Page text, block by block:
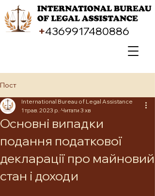
+4369917480886
Пост
Основні випадки
подання податкової
декларації про майновий
стан і доходи
International Bureau of Legal Assistance
1 трав. 2023 р. Читати 3 хв